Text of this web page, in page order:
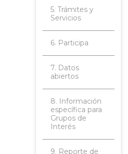
5. Trámites y
Servicios
6. Participa
7. Datos
abiertos
8. Información
específica para
Grupos de
Interés
9. Reporte de